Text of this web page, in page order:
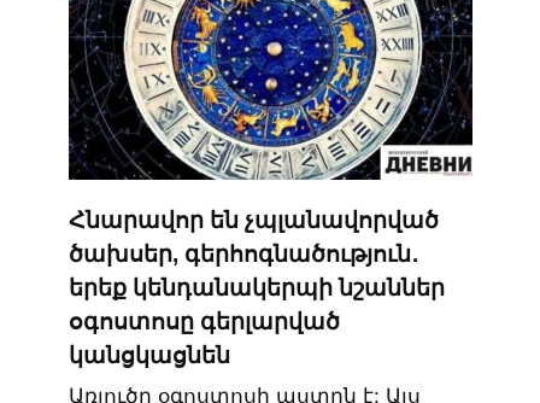
Հնարավոր են չպլանավորված
ծախսեր, գերհոգնածություն․
երեք կենդանակերպի նշաններ
օգոստոսը գերլարված
կանցկացնեն
Առյուծը օգոստոսի աստղն է: Այս